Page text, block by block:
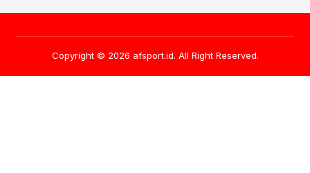
Copyright © 2026 afsport.id. All Right Reserved.